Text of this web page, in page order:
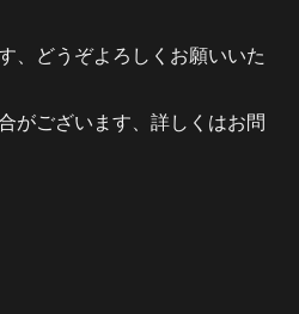
、どうぞよろしくお願いいた
がございます、詳しくはお問